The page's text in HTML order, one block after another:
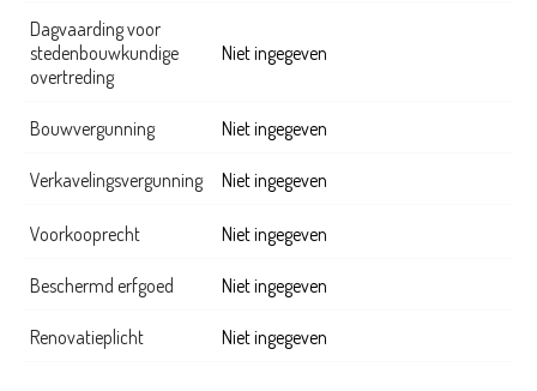
Dagvaarding voor
stedenbouwkundige
overtreding
Niet ingegeven
Bouwvergunning Niet ingegeven
Verkavelingsvergunning Niet ingegeven
Voorkooprecht Niet ingegeven
Beschermd erfgoed Niet ingegeven
Renovatieplicht Niet ingegeven